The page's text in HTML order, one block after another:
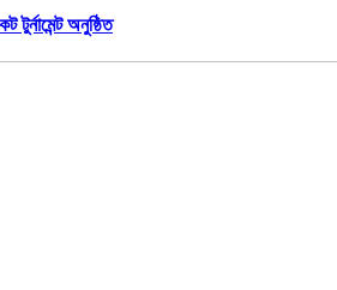
টুর্নামেন্ট অনুষ্ঠিত